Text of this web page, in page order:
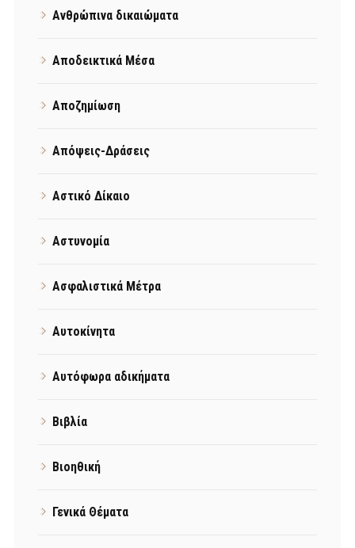
Ανθρώπινα δικαιώματα
Αποδεικτικά Μέσα
Αποζημίωση
Απόψεις-Δράσεις
Αστικό Δίκαιο
Αστυνομία
Ασφαλιστικά Μέτρα
Αυτοκίνητα
Αυτόφωρα αδικήματα
Βιβλία
Βιοηθική
Γενικά Θέματα